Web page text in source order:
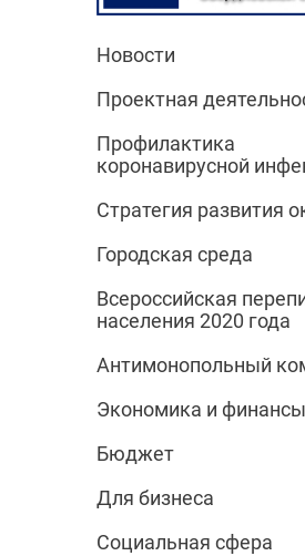
Новости
Проектная
Профилактика
коронавирусной
Стратегия развития
Городская среда
Всероссийская
населения 2020 года
Антимонопольный
Экономика и финансы
Бюджет
Для бизнеса
Социальная сфера